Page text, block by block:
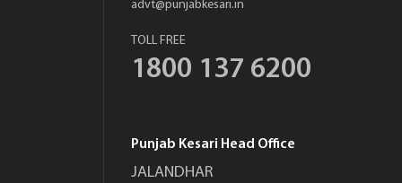
advt@punjabkesari.in
TOLL FREE
1800 137 6200
Punjab Kesari Head Office
JALANDHAR